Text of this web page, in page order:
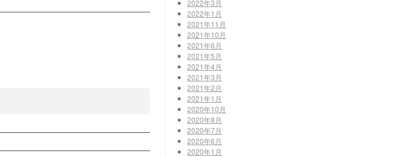
2022年3月
2022年1月
2021年11月
2021年10月
2021年6月
2021年5月
2021年4月
2021年3月
2021年2月
2021年1月
2020年10月
2020年8月
2020年7月
2020年6月
2020年1月